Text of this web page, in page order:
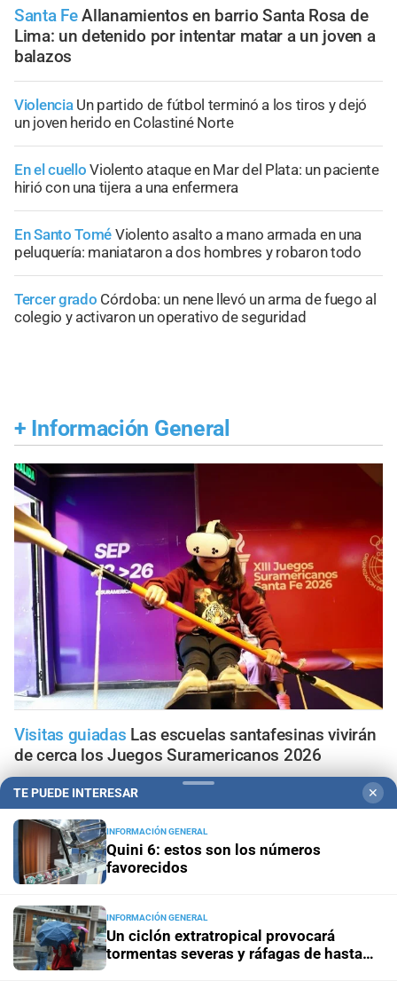
Santa Fe Allanamientos en barrio Santa Rosa de
Lima: un detenido por intentar matar a un joven a
balazos
Violencia Un partido de fútbol terminó a los tiros y dejó
un joven herido en Colastiné Norte
En el cuello Violento ataque en Mar del Plata: un paciente
hirió con una tijera a una enfermera
En Santo Tomé Violento asalto a mano armada en una
peluquería: maniataron a dos hombres y robaron todo
Tercer grado Córdoba: un nene llevó un arma de fuego al
colegio y activaron un operativo de seguridad
+ Información General
Visitas guiadas Las escuelas santafesinas vivirán
de cerca los Juegos Suramericanos 2026
Doble alerta meteorológico
Así avanza la tormenta por
Santa Fe con alerta naranja; la información minuto a
minuto
Vigentes hasta el 12 de agosto
Supermercados
Panorama astrológicoHoróscopo de hoy 6 de agosto de
2026
TE PUEDE INTERESAR ✕
INFORMACIÓN GENERAL
Quini 6: estos son los números
favorecidos
INFORMACIÓN GENERAL
Un ciclón extratropical provocará
tormentas severas y ráfagas de hasta